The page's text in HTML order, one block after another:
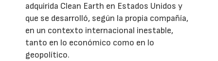
adquirida Clean Earth en Estados Unidos y
que se desarrolló, según la propia compañía,
en un contexto internacional inestable,
tanto en lo económico como en lo
geopolítico.